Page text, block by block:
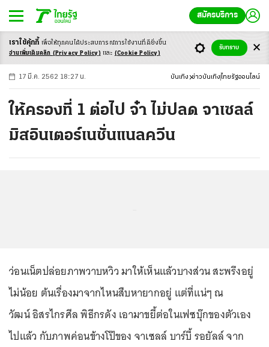
สมัครบริการ
-ก ก ก+
17 มี.ค. 2562 18:27 น. บันเทิง ข่าวบันเทิง ไทยรัฐออนไลน์
ให้ครองที่ 1 ต่อไป จ๋า ไม่ปลด จาเซลล์
มิสอินเตอร์เนชั่นแนลควีน
ว่อนเน็ตปล่อยภาพวาบหวิว มาให้เห็นแล้วบางส่วน สะพรึงอยู่
ไม่น้อย ต้นเรื่องมาจากไหนสืบหายากอยู่ แต่ที่แน่ๆ ณ
วัฒน์ อิสรไกรศีล พิธีกรดัง เอามาขยี้ต่อในเฟซบุ๊กของตัวเอง
ไปแล้ว กับภาพค่อนข้างโป๊ของ จาเซลล์ บาร์บี้ รอยัลล์ จาก
เราใช้คุ้กกี้ เพื่อให้ทุกคนได้ประสบการณ์การใช้งานที่ดียิ่งขึ้น
อ่านเพิ่มเติมคลิก (Privacy Policy) และ (Cookie Policy)
รับทราบ